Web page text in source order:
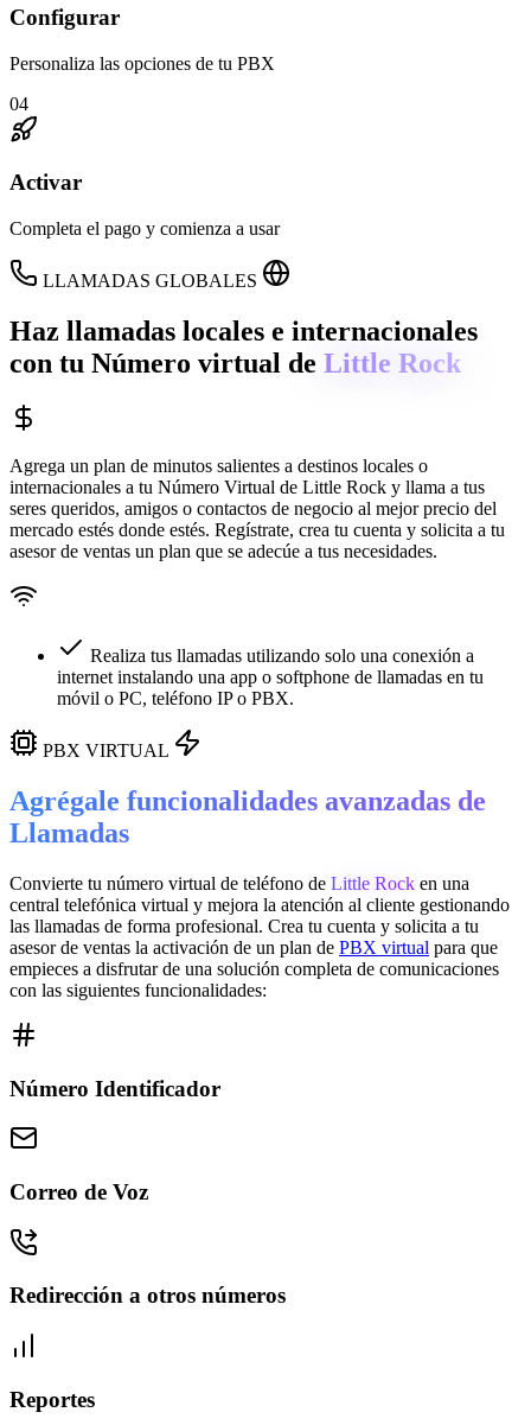
Configurar
Personaliza las opciones de tu PBX
04
Activar
Completa el pago y comienza a usar
LLAMADAS GLOBALES
Haz llamadas locales e internacionales
con tu Número virtual de Little Rock
Agrega un plan de minutos salientes a destinos locales o
internacionales a tu Número Virtual de Little Rock y llama a tus
seres queridos, amigos o contactos de negocio al mejor precio del
mercado estés donde estés. Regístrate, crea tu cuenta y solicita a tu
asesor de ventas un plan que se adecúe a tus necesidades.
Realiza tus llamadas utilizando solo una conexión a
internet instalando una app o softphone de llamadas en tu
móvil o PC, teléfono IP o PBX.
PBX VIRTUAL
Agrégale funcionalidades avanzadas de
Llamadas
Convierte tu número virtual de teléfono de Little Rock en una
central telefónica virtual y mejora la atención al cliente gestionando
las llamadas de forma profesional. Crea tu cuenta y solicita a tu
asesor de ventas la activación de un plan de PBX virtual para que
empieces a disfrutar de una solución completa de comunicaciones
con las siguientes funcionalidades:
Número Identificador
Correo de Voz
Redirección a otros números
Reportes